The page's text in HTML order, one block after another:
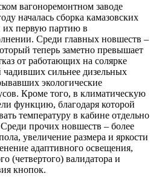
вагоноремонтном заводе
началась сборка камазовских
их первую партию в
Среди главных новшеств –
теперь заметно превышает
от работающих на солярке
чадивших сильнее дизельных
экологические
Кроме того, в климатическую
функцию, благодаря которой
температуру в кабине отдельно
прочих новшеств – более
увеличение размера и яркости
адаптивного освещения,
(четвертого) валидатора и
кнопок.